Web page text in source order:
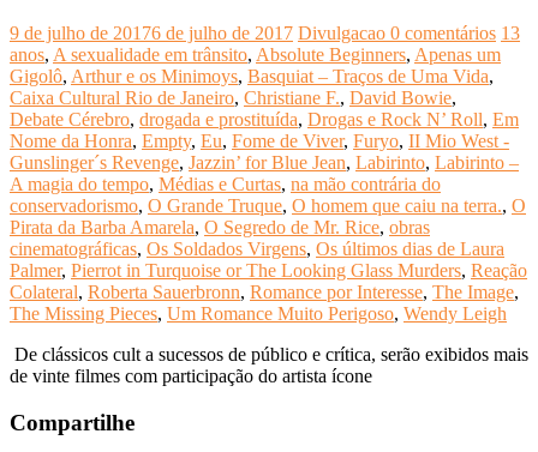
9 de julho de 20176 de julho de 2017 Divulgacao 0 comentários 13
anos, A sexualidade em trânsito, Absolute Beginners, Apenas um
Gigolô, Arthur e os Minimoys, Basquiat – Traços de Uma Vida,
Caixa Cultural Rio de Janeiro, Christiane F., David Bowie,
Debate Cérebro, drogada e prostituída, Drogas e Rock N’ Roll, Em
Nome da Honra, Empty, Eu, Fome de Viver, Furyo, II Mio West -
Gunslinger´s Revenge, Jazzin’ for Blue Jean, Labirinto, Labirinto –
A magia do tempo, Médias e Curtas, na mão contrária do
conservadorismo, O Grande Truque, O homem que caiu na terra., O
Pirata da Barba Amarela, O Segredo de Mr. Rice, obras
cinematográficas, Os Soldados Virgens, Os últimos dias de Laura
Palmer, Pierrot in Turquoise or The Looking Glass Murders, Reação
Colateral, Roberta Sauerbronn, Romance por Interesse, The Image,
The Missing Pieces, Um Romance Muito Perigoso, Wendy Leigh
De clássicos cult a sucessos de público e crítica, serão exibidos mais
de vinte filmes com participação do artista ícone
Compartilhe